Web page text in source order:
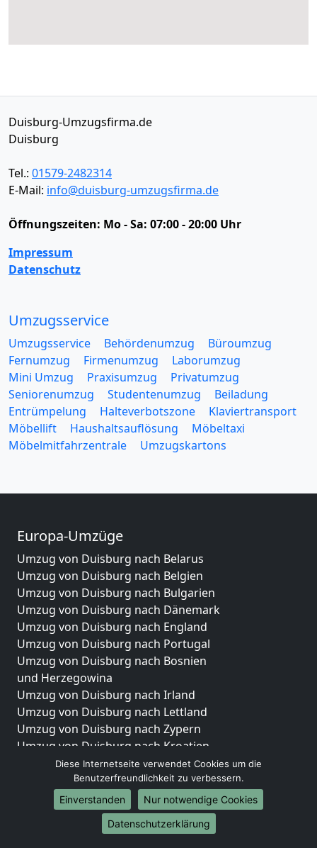
Duisburg-Umzugsfirma.de
Duisburg
Tel.: 01579-2482314
E-Mail: info@duisburg-umzugsfirma.de
Öffnungszeiten: Mo - Sa: 07:00 - 20:00 Uhr
Impressum
Datenschutz
Umzugsservice
Umzugsservice Behördenumzug
Büroumzug
Fernumzug
Firmenumzug
Laborumzug
Mini Umzug
Praxisumzug
Privatumzug
Seniorenumzug
Studentenumzug
Beiladung
Entrümpelung
Halteverbotszone
Klaviertransport
Möbellift
Haushaltsauflösung
Möbeltaxi
Möbelmitfahrzentrale
Umzugskartons
Europa-Umzüge
Umzug von Duisburg nach Belarus
Umzug von Duisburg nach Belgien
Umzug von Duisburg nach Bulgarien
Umzug von Duisburg nach Dänemark
Umzug von Duisburg nach England
Umzug von Duisburg nach Portugal
Umzug von Duisburg nach Bosnien
und Herzegowina
Umzug von Duisburg nach Irland
Umzug von Duisburg nach Lettland
Umzug von Duisburg nach Zypern
Umzug von Duisburg nach Kroatien
Umzug von Duisburg nach Estland
Umzug von Duisburg nach Finnland
Umzug von Duisburg nach Frankreich
Umzug von Duisburg nach Griechenland
Umzug von Duisburg nach Italien
Diese Internetseite verwendet Cookies um die
Benutzerfreundlichkeit zu verbessern.
Einverstanden
Nur notwendige Cookies
Datenschutzerklärung